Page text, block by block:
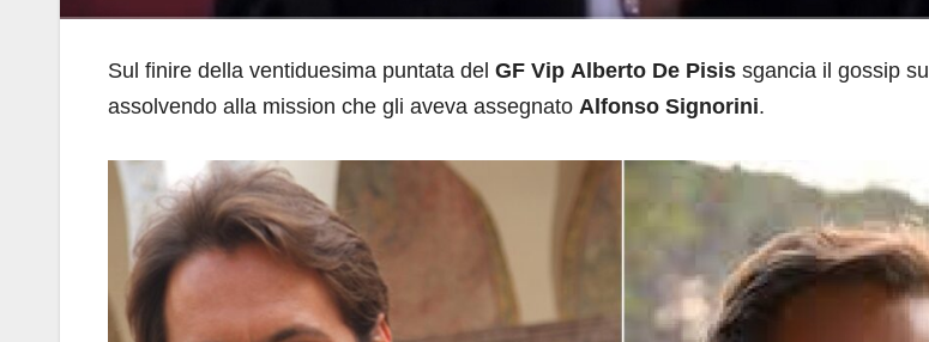
Sul finire della ventiduesima puntata del GF Vip Alberto De Pisis sgancia il gossip su
assolvendo alla mission che gli aveva assegnato Alfonso Signorini.